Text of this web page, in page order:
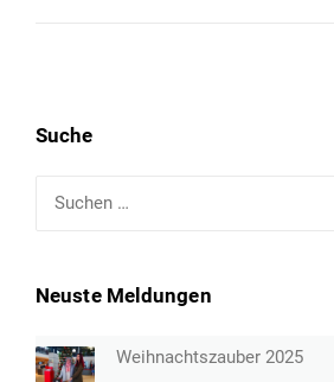
Suche
Neuste Meldungen
Weihnachtszauber 2025